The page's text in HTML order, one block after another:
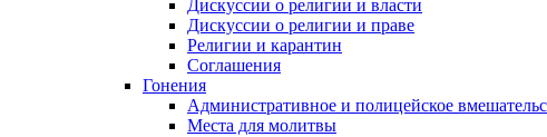
Дискуссии о религии и власти
Дискуссии о религии и праве
Религии и карантин
Соглашения
Гонения
Административное и полицейское
Места для молитвы